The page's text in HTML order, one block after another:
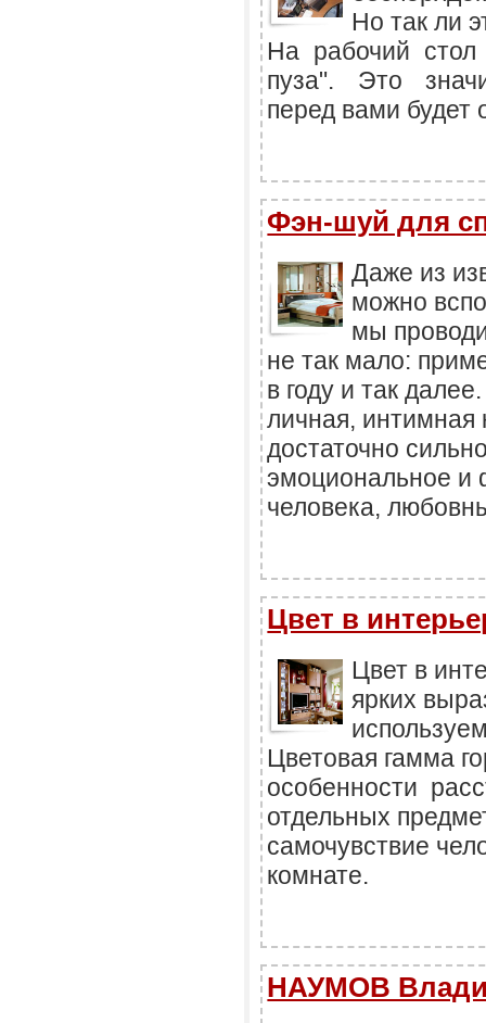
Но так ли
На рабочий стол
пуза". Это
перед вами будет
Фэн-шуй для
Даже из
можно
мы
не так мало:
в году и так
личная,
достаточно
эмоциональное и
человека,
Цвет в
Цвет в
ярких
Цветовая гамма
особенности
отдельных
самочувствие
комнате.
НАУМОВ